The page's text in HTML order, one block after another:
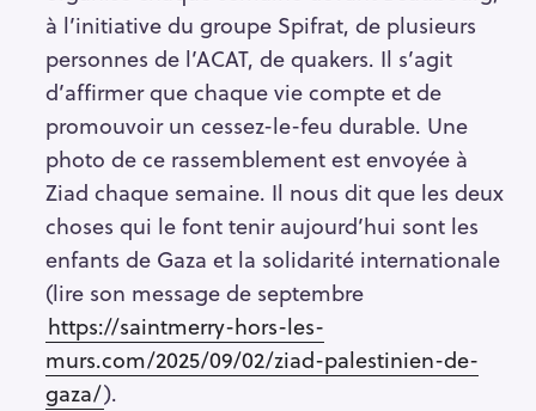
à l’initiative du groupe Spifrat, de plusieurs
personnes de l’ACAT, de quakers. Il s’agit
d’affirmer que chaque vie compte et de
promouvoir un cessez-le-feu durable. Une
photo de ce rassemblement est envoyée à
Ziad chaque semaine. Il nous dit que les deux
choses qui le font tenir aujourd’hui sont les
enfants de Gaza et la solidarité internationale
(lire son message de septembre
https://saintmerry-hors-les-
murs.com/2025/09/02/ziad-palestinien-de-
gaza/).